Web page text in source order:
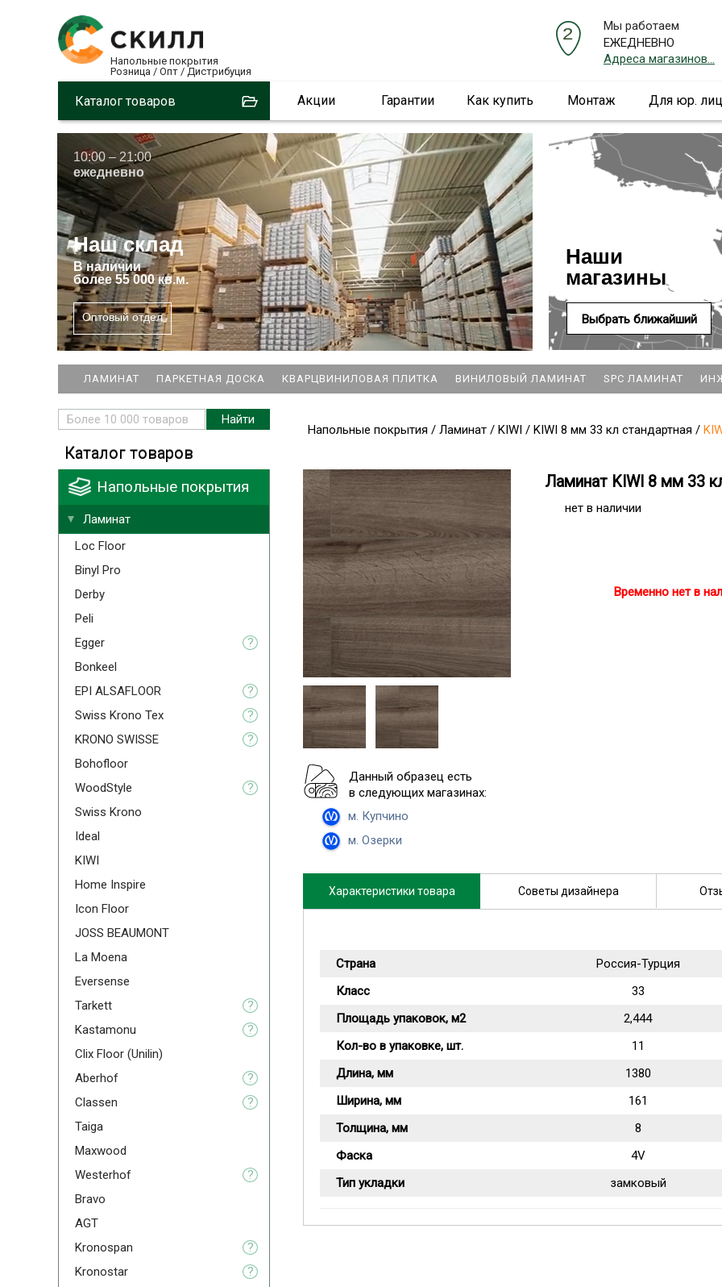
Напольные покрытия
Розница / Опт / Дистрибуция
Мы работаем
ЕЖЕДНЕВНО
Адреса магазинов...
Каталог товаров Акции Гарантии Как купить Монтаж Для юр. лиц
10:00 – 21:00
ежедневно
Наш склад
Вналичии
более 55 000 кв.м.
Оптовый отдел
Наши
магазины
Выбрать ближайший
ЛАМИНАТ ПАРКЕТНАЯ ДОСКА КВАРЦВИНИЛОВАЯ ПЛИТКА ВИНИЛОВЫЙ ЛАМИНАТ SPC ЛАМИНАТ
Напольные покрытия / Ламинат / KIWI / KIWI 8 мм 33 кл стандартная /
Данный образец есть
в следующих магазинах:
м. Купчино
м. Озерки
Ламинат KIWI 8 мм 33
нет в наличии
Временно нет в
Характеристики товара Советы дизайнера
Страна
Россия-Турция
Класс
33
Площадь упаковок, м2
2,444
Кол-во в упаковке, шт.
11
Длина, мм
1380
Ширина, мм
161
Толщина, мм
8
Фаска
4V
Тип укладки
замковый
Каталог товаров
Напольные покрытия
Ламинат
Loc Floor
Binyl Pro
Derby
Peli
Egger
?
Bonkeel
EPI ALSAFLOOR
?
Swiss Krono Tex
?
KRONO SWISSE
?
Bohofloor
WoodStyle
?
Swiss Krono
Ideal
KIWI
Home Inspire
Icon Floor
JOSS BEAUMONT
La Moena
Eversense
Tarkett
?
Kastamonu
?
Clix Floor (Unilin)
Aberhof
?
Classen
?
Taiga
Maxwood
Westerhof
?
Bravo
AGT
Kronospan
?
Kronostar
?